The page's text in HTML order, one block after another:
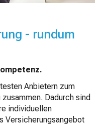
- rundum
Anbietern zum
Dadurch sind
individuellen
Versicherungsangebot